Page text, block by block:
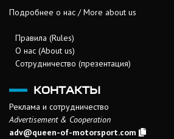
Подробнее о нас / More about us
Правила (Rules)
О нас (About us)
Сотрудничество (презентация)
КОНТАКТЫ
Реклама и сотрудничество
Advertisement & Cooperation
adv@queen-of-motorsport.com